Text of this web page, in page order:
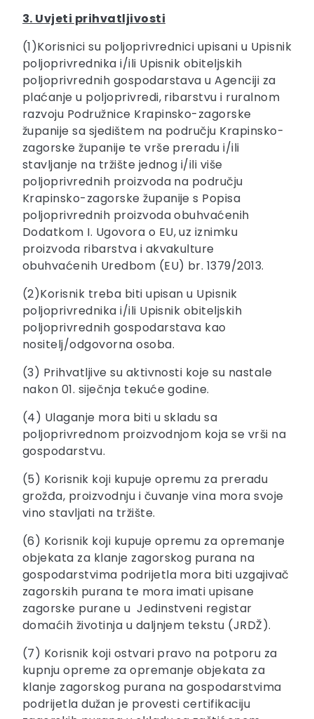
3. Uvjeti prihvatljivosti
(1)Korisnici su poljoprivrednici upisani u Upisnik
poljoprivrednika i/ili Upisnik obiteljskih
poljoprivrednih gospodarstava u Agenciji za
plaćanje u poljoprivredi, ribarstvu i ruralnom
razvoju Podružnice Krapinsko-zagorske
županije sa sjedištem na području Krapinsko-
zagorske županije te vrše preradu i/ili
stavljanje na tržište jednog i/ili više
poljoprivrednih proizvoda na području
Krapinsko-zagorske županije s Popisa
poljoprivrednih proizvoda obuhvaćenih
Dodatkom I. Ugovora o EU, uz iznimku
proizvoda ribarstva i akvakulture
obuhvaćenih Uredbom (EU) br. 1379/2013.
(2)Korisnik treba biti upisan u Upisnik
poljoprivrednika i/ili Upisnik obiteljskih
poljoprivrednih gospodarstava kao
nositelj/odgovorna osoba.
(3) Prihvatljive su aktivnosti koje su nastale
nakon 01. siječnja tekuće godine.
(4) Ulaganje mora biti u skladu sa
poljoprivrednom proizvodnjom koja se vrši na
gospodarstvu.
(5) Korisnik koji kupuje opremu za preradu
grožđa, proizvodnju i čuvanje vina mora svoje
vino stavljati na tržište.
(6) Korisnik koji kupuje opremu za opremanje
objekata za klanje zagorskog purana na
gospodarstvima podrijetla mora biti uzgajivač
zagorskih purana te mora imati upisane
zagorske purane u Jedinstveni registar
domaćih životinja u daljnjem tekstu (JRDŽ).
(7) Korisnik koji ostvari pravo na potporu za
kupnju opreme za opremanje objekata za
klanje zagorskog purana na gospodarstvima
podrijetla dužan je provesti certifikaciju